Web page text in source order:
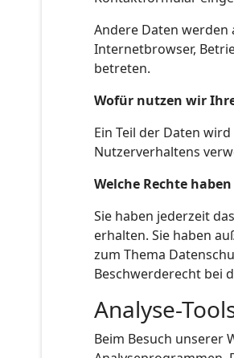
Andere Daten werden
Internetbrowser,
betreten.
Wofür nutzen wir
Ein Teil der Daten
Nutzerverhaltens
Welche Rechte
Sie haben jederzeit
erhalten. Sie haben
zum Thema
Beschwerderecht bei
Analyse-
Beim Besuch unserer